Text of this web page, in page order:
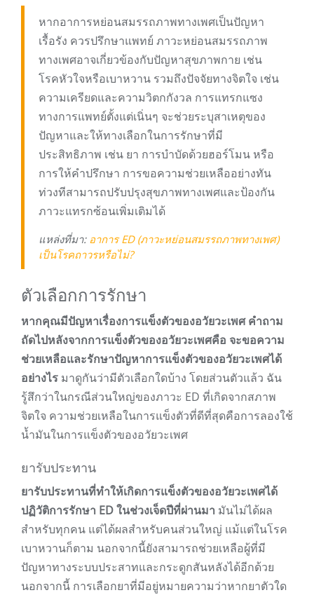
หากอาการหย่อนสมรรถภาพทางเพศเป็นปัญหา
เรื้อรัง ควรปรึกษาแพทย์ ภาวะหย่อนสมรรถภาพ
ทางเพศอาจเกี่ยวข้องกับปัญหาสุขภาพกาย เช่น
โรคหัวใจหรือเบาหวาน รวมถึงปัจจัยทางจิตใจ เช่น
ความเครียดและความวิตกกังวล การแทรกแซง
ทางการแพทย์ตั้งแต่เนิ่นๆ จะช่วยระบุสาเหตุของ
ปัญหาและให้ทางเลือกในการรักษาที่มี
ประสิทธิภาพ เช่น ยา การบำบัดด้วยฮอร์โมน หรือ
การให้คำปรึกษา การขอความช่วยเหลืออย่างทัน
ท่วงทีสามารถปรับปรุงสุขภาพทางเพศและป้องกัน
ภาวะแทรกซ้อนเพิ่มเติมได้
แหล่งที่มา: อาการ ED (ภาวะหย่อนสมรรถภาพทางเพศ)
เป็นโรคถาวรหรือไม่?
ตัวเลือกการรักษา
หากคุณมีปัญหาเรื่องการแข็งตัวของอวัยวะเพศ คำถาม
ถัดไปหลังจากการแข็งตัวของอวัยวะเพศคือ จะขอความ
ช่วยเหลือและรักษาปัญหาการแข็งตัวของอวัยวะเพศได้
อย่างไร มาดูกันว่ามีตัวเลือกใดบ้าง โดยส่วนตัวแล้ว ฉัน
รู้สึกว่าในกรณีส่วนใหญ่ของภาวะ ED ที่เกิดจากสภาพ
จิตใจ ความช่วยเหลือในการแข็งตัวที่ดีที่สุดคือการลองใช้
น้ำมันในการแข็งตัวของอวัยวะเพศ
ยารับประทาน
ยารับประทานที่ทำให้เกิดการแข็งตัวของอวัยวะเพศได้
ปฏิวัติการรักษา ED ในช่วงเจ็ดปีที่ผ่านมา มันไม่ได้ผล
สำหรับทุกคน แต่ได้ผลสำหรับคนส่วนใหญ่ แม้แต่ในโรค
เบาหวานก็ตาม นอกจากนี้ยังสามารถช่วยเหลือผู้ที่มี
ปัญหาทางระบบประสาทและกระดูกสันหลังได้อีกด้วย
นอกจากนี้ การเลือกยาที่มีอยู่หมายความว่าหากยาตัวใด